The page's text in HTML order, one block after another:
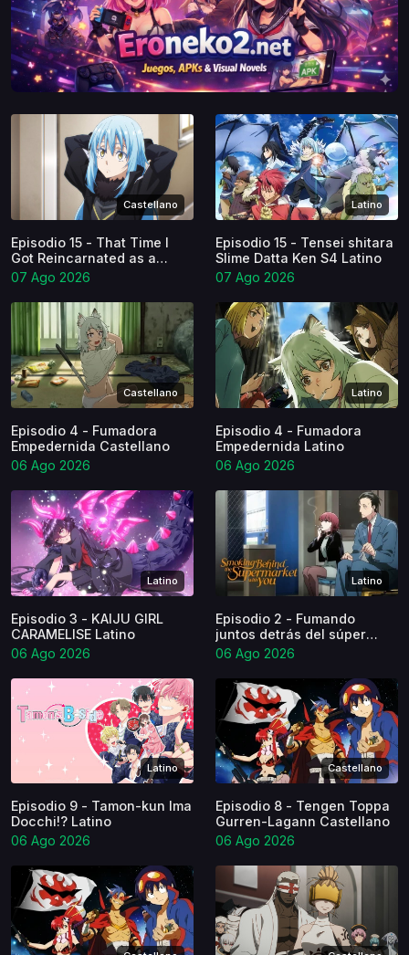
Castellano
Episodio 15 - That Time I
Got Reincarnated as a
Slime S4 Castellano
07 Ago 2026
Latino
Episodio 15 - Tensei shitara
Slime Datta Ken S4 Latino
07 Ago 2026
Castellano
Episodio 4 - Fumadora
Empedernida Castellano
06 Ago 2026
Latino
Episodio 4 - Fumadora
Empedernida Latino
06 Ago 2026
Latino
Episodio 3 - KAIJU GIRL
CARAMELISE Latino
06 Ago 2026
Latino
Episodio 2 - Fumando
juntos detrás del súper
Latino
06 Ago 2026
Latino
Episodio 9 - Tamon-kun Ima
Docchi!? Latino
06 Ago 2026
Castellano
Episodio 8 - Tengen Toppa
Gurren-Lagann Castellano
06 Ago 2026